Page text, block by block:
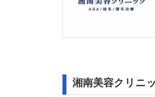
湘南美容クリニ